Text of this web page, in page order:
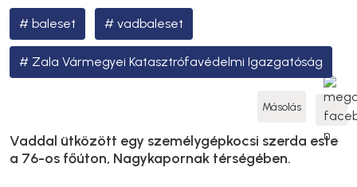
baleset vadbaleset
Zala Vármegyei Katasztrófavédelmi Igazgatóság
Másolás
Vaddal ütközött egy személygépkocsi szerda este
a 76-os főúton, Nagykapornak térségében.